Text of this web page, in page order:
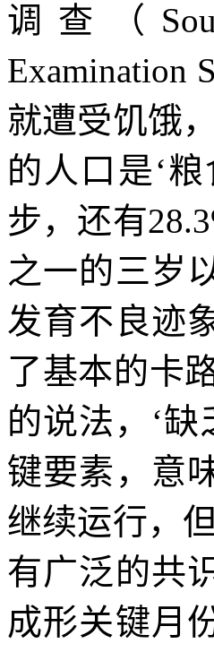
调查（
Examination
就遭受饥饿
的人口是‘
步，还有
之一的三岁
发育不良迹
了基本的卡
的说法，‘
键要素，意
继续运行，
有广泛的共
成形关键月